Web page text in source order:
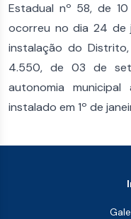
Estadual nº 58, de
ocorreu no dia 24 de
instalação do
4.550, de 03 de
autonomia
instalado em 1º de